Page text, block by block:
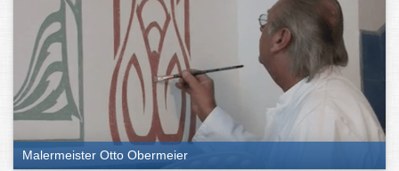
Malermeister Otto Obermeier